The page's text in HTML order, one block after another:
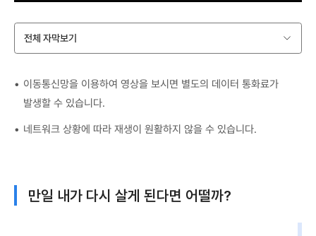
전체 자막보기
이동통신망을 이용하여 영상을 보시면 별도의 데이터 통화료가
발생할 수 있습니다.
네트워크 상황에 따라 재생이 원활하지 않을 수 있습니다.
만일 내가 다시 살게 된다면 어떨까?